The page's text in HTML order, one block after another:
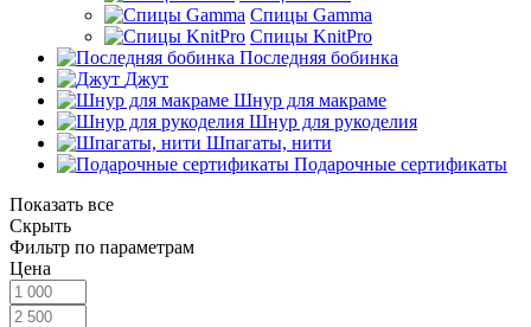
Спицы Gamma
Спицы KnitPro
Последняя бобинка
Джут
Шнур для макраме
Шнур для рукоделия
Шпагаты, нити
Подарочные сертификаты
Показать все
Скрыть
Фильтр по параметрам
Цена